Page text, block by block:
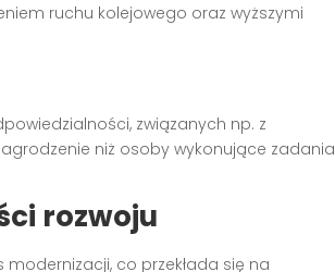
ruchu kolejowego oraz wyższymi
związanych np. z
niż osoby wykonujące zadania
rozwoju
co przekłada się na